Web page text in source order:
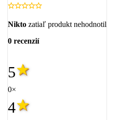
Nikto zatiaľ produkt nehodnotil
0 recenzií
5
0×
4